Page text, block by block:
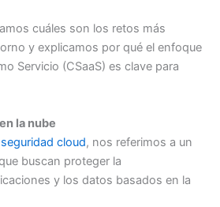
cuáles son los retos más
y explicamos por qué el enfoque
Servicio (CSaaS) es clave para
la nube
seguridad cloud, nos referimos a un
buscan proteger la
y los datos basados en la